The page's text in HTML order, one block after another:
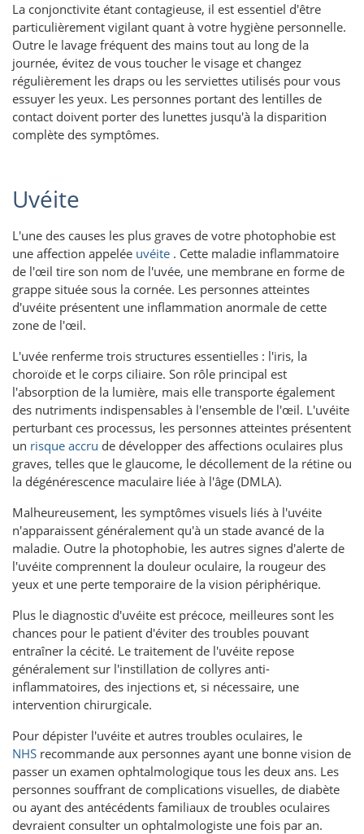
La conjonctivite étant contagieuse, il est essentiel d'être
particulièrement vigilant quant à votre hygiène personnelle.
Outre le lavage fréquent des mains tout au long de la
journée, évitez de vous toucher le visage et changez
régulièrement les draps ou les serviettes utilisés pour vous
essuyer les yeux. Les personnes portant des lentilles de
contact doivent porter des lunettes jusqu'à la disparition
complète des symptômes.
Uvéite
L'une des causes les plus graves de votre photophobie est
une affection appelée uvéite . Cette maladie inflammatoire
de l'œil tire son nom de l'uvée, une membrane en forme de
grappe située sous la cornée. Les personnes atteintes
d'uvéite présentent une inflammation anormale de cette
zone de l'œil.
L'uvée renferme trois structures essentielles : l'iris, la
choroïde et le corps ciliaire. Son rôle principal est
l'absorption de la lumière, mais elle transporte également
des nutriments indispensables à l'ensemble de l'œil. L'uvéite
perturbant ces processus, les personnes atteintes présentent
un risque accru de développer des affections oculaires plus
graves, telles que le glaucome, le décollement de la rétine ou
la dégénérescence maculaire liée à l'âge (DMLA).
Malheureusement, les symptômes visuels liés à l'uvéite
n'apparaissent généralement qu'à un stade avancé de la
maladie. Outre la photophobie, les autres signes d'alerte de
l'uvéite comprennent la douleur oculaire, la rougeur des
yeux et une perte temporaire de la vision périphérique.
Plus le diagnostic d'uvéite est précoce, meilleures sont les
chances pour le patient d'éviter des troubles pouvant
entraîner la cécité. Le traitement de l'uvéite repose
généralement sur l'instillation de collyres anti-
inflammatoires, des injections et, si nécessaire, une
intervention chirurgicale.
Pour dépister l'uvéite et autres troubles oculaires, le
NHS recommande aux personnes ayant une bonne vision de
passer un examen ophtalmologique tous les deux ans. Les
personnes souffrant de complications visuelles, de diabète
ou ayant des antécédents familiaux de troubles oculaires
devraient consulter un ophtalmologiste une fois par an.